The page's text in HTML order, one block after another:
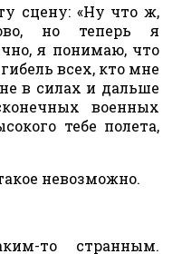
сцену: «Ну что ж,
но теперь я
я понимаю, что
всех, кто мне
в силах и дальше
военных
тебе полета,
невозможно.
то странным.